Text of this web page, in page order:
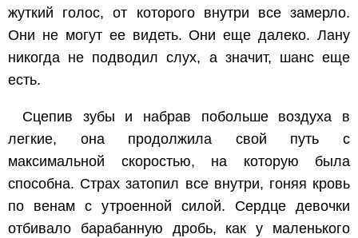
жуткий голос, от которого внутри все замерло.
Они не могут ее видеть. Они еще далеко. Лану
никогда не подводил слух, а значит, шанс еще
есть.
Сцепив зубы и набрав побольше воздуха в
легкие, она продолжила свой путь с
максимальной скоростью, на которую была
способна. Страх затопил все внутри, гоняя кровь
по венам с утроенной силой. Сердце девочки
отбивало барабанную дробь, как у маленького